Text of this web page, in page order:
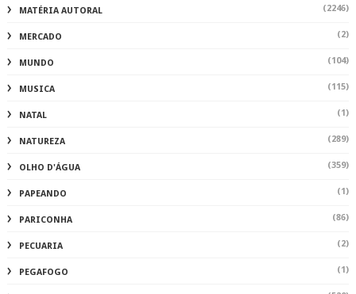
MATÉRIA AUTORAL (2246)
MERCADO (2)
MUNDO (104)
MUSICA (115)
NATAL (1)
NATUREZA (289)
OLHO D'ÁGUA (359)
PAPEANDO (1)
PARICONHA (86)
PECUARIA (2)
PEGAFOGO (1)